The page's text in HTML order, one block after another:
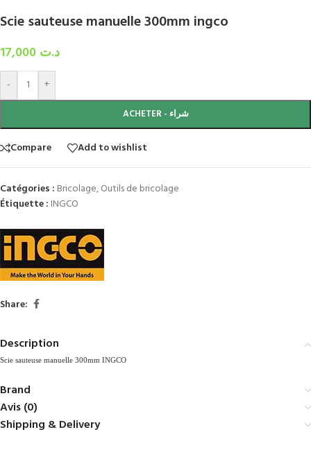
Scie sauteuse manuelle 300mm ingco
د.ت
- +
ACHETER - شراء
Compare Add to wishlist
Catégories : Bricolage,Outils de bricolage
Étiquette : INGCO
Share:
Description
Scie sauteuse manuelle 300mm INGCO
Brand
Avis (0)
Shipping & Delivery